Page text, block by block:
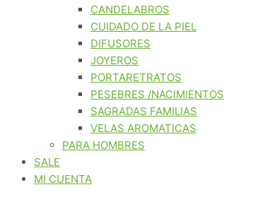
CANDELABROS
CUIDADO DE LA PIEL
DIFUSORES
JOYEROS
PORTARETRATOS
PESEBRES /NACIMIENTOS
SAGRADAS FAMILIAS
VELAS AROMATICAS
PARA HOMBRES
SALE
MI CUENTA